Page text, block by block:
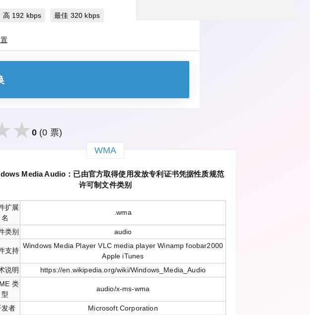
高 192 kbps 最佳 320 kbps
0 (0 票)
WMA
Media Audio：已由官方取得使用发放专利证书凭据性质规范
许可制文件类别
扩展
名
.wma
类别 audio
支持
Windows Media Player VLC media player Winamp foobar2000
Apple iTunes
说明
https://en.wikipedia.org/wiki/Windows_Media_Audio
类
型
audio/x-ms-wma
发者 Microsoft Corporation